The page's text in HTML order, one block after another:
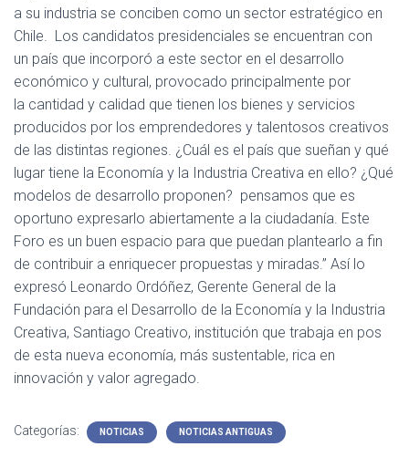
a su industria se conciben como un sector estratégico en
Chile. Los candidatos presidenciales se encuentran con
un país que incorporó a este sector en el desarrollo
económico y cultural, provocado principalmente por
la cantidad y calidad que tienen los bienes y servicios
producidos por los emprendedores y talentosos creativos
de las distintas regiones. ¿Cuál es el país que sueñan y qué
lugar tiene la Economía y la Industria Creativa en ello? ¿Qué
modelos de desarrollo proponen? pensamos que es
oportuno expresarlo abiertamente a la ciudadanía. Este
Foro es un buen espacio para que puedan plantearlo a fin
de contribuir a enriquecer propuestas y miradas.” Así lo
expresó Leonardo Ordóñez, Gerente General de la
Fundación para el Desarrollo de la Economía y la Industria
Creativa, Santiago Creativo, institución que trabaja en pos
de esta nueva economía, más sustentable, rica en
innovación y valor agregado.
Categorías: NOTICIAS NOTICIAS ANTIGUAS